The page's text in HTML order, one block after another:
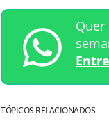
Quer
TÓPICOS RELACIONADOS